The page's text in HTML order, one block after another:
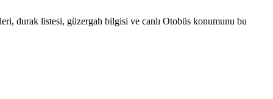
durak listesi, güzergah bilgisi ve canlı Otobüs konumunu bu